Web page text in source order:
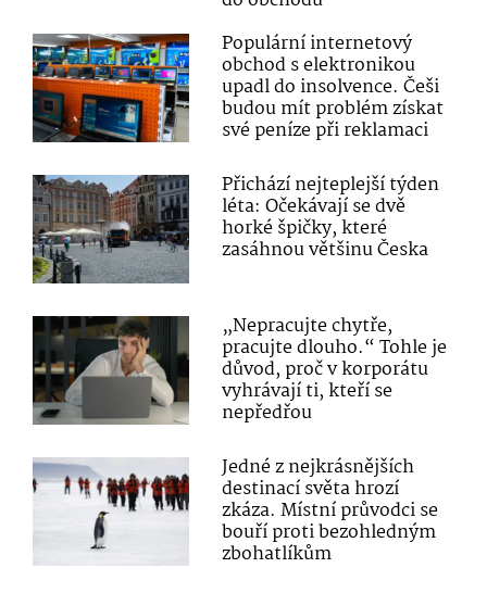
Populární internetový
obchod s elektronikou
upadl do insolvence. Češi
budou mít problém získat
své peníze při reklamaci
Přichází nejteplejší týden
léta: Očekávají se dvě
horké špičky, které
zasáhnou většinu Česka
„Nepracujte chytře,
pracujte dlouho.“ Tohle je
důvod, proč v korporátu
vyhrávají ti, kteří se
nepředřou
Jedné z nejkrásnějších
destinací světa hrozí
zkáza. Místní průvodci se
bouří proti bezohledným
zbohatlíkům